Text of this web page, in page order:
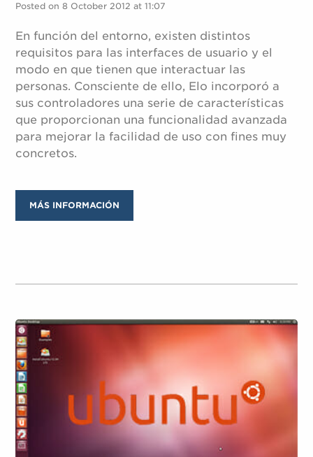
Posted on 8 October 2012 at 11:07
En función del entorno, existen distintos
requisitos para las interfaces de usuario y el
modo en que tienen que interactuar las
personas. Consciente de ello, Elo incorporó a
sus controladores una serie de características
que proporcionan una funcionalidad avanzada
para mejorar la facilidad de uso con fines muy
concretos.
MÁS INFORMACIÓN